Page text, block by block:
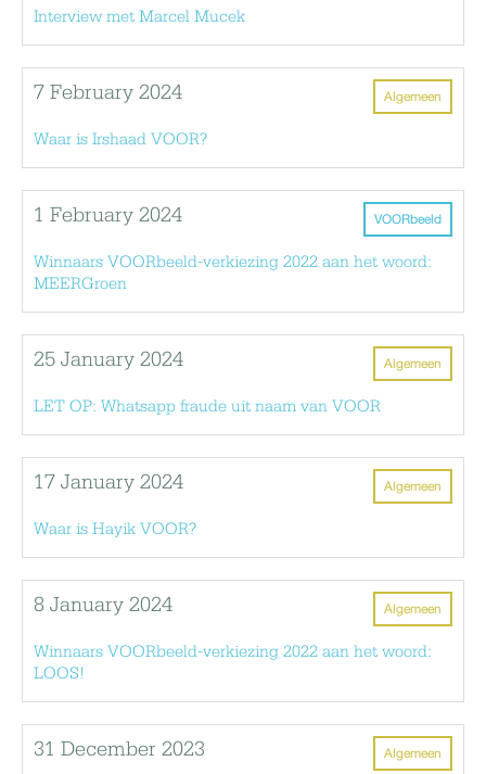
Interview met Marcel Mucek
Algemeen
7 February 2024
Waar is Irshaad VOOR?
VOORbeeld
1 February 2024
Winnaars VOORbeeld-verkiezing 2022 aan het woord:
MEERGroen
Algemeen
25 January 2024
LET OP: Whatsapp fraude uit naam van VOOR
Algemeen
17 January 2024
Waar is Hayik VOOR?
Algemeen
8 January 2024
Winnaars VOORbeeld-verkiezing 2022 aan het woord:
LOOS!
Algemeen
31 December 2023